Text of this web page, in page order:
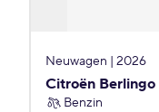
Neuwagen | 2026
Citroën Berlingo
Benzin